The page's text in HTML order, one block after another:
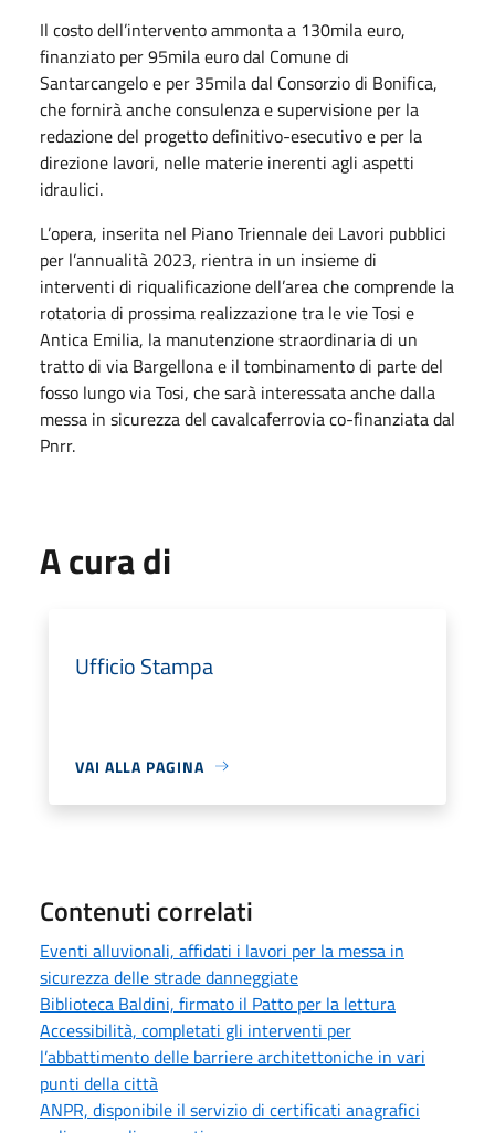
Il costo dell’intervento ammonta a 130mila euro,
finanziato per 95mila euro dal Comune di
Santarcangelo e per 35mila dal Consorzio di Bonifica,
che fornirà anche consulenza e supervisione per la
redazione del progetto definitivo-esecutivo e per la
direzione lavori, nelle materie inerenti agli aspetti
idraulici.
L’opera, inserita nel Piano Triennale dei Lavori pubblici
per l’annualità 2023, rientra in un insieme di
interventi di riqualificazione dell’area che comprende la
rotatoria di prossima realizzazione tra le vie Tosi e
Antica Emilia, la manutenzione straordinaria di un
tratto di via Bargellona e il tombinamento di parte del
fosso lungo via Tosi, che sarà interessata anche dalla
messa in sicurezza del cavalcaferrovia co-finanziata dal
Pnrr.
A cura di
Ufficio Stampa
VAI ALLA PAGINA
Contenuti correlati
Eventi alluvionali, affidati i lavori per la messa in
sicurezza delle strade danneggiate
Biblioteca Baldini, firmato il Patto per la lettura
Accessibilità, completati gli interventi per
l’abbattimento delle barriere architettoniche in vari
punti della città
ANPR, disponibile il servizio di certificati anagrafici